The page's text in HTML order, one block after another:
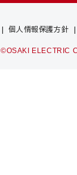
個人情報保護方針
©OSAKI ELECTRIC